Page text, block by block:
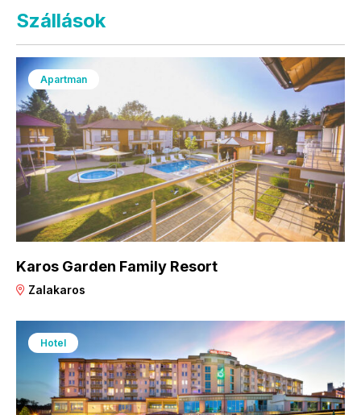
Szállások
Apartman
Karos Garden Family Resort
Zalakaros
Hotel